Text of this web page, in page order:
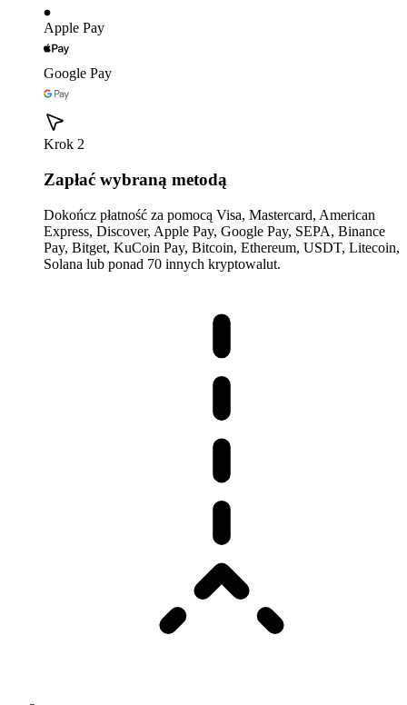
Apple Pay
Google Pay
Krok 2
Zapłać wybraną metodą
Dokończ płatność za pomocą Visa, Mastercard, American
Express, Discover, Apple Pay, Google Pay, SEPA, Binance
Pay, Bitget, KuCoin Pay, Bitcoin, Ethereum, USDT, Litecoin,
Solana lub ponad 70 innych kryptowalut.